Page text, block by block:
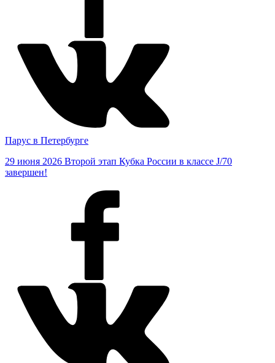
Парус в Петербурге
29 июня 2026 Второй этап Кубка России в классе J/70
завершен!